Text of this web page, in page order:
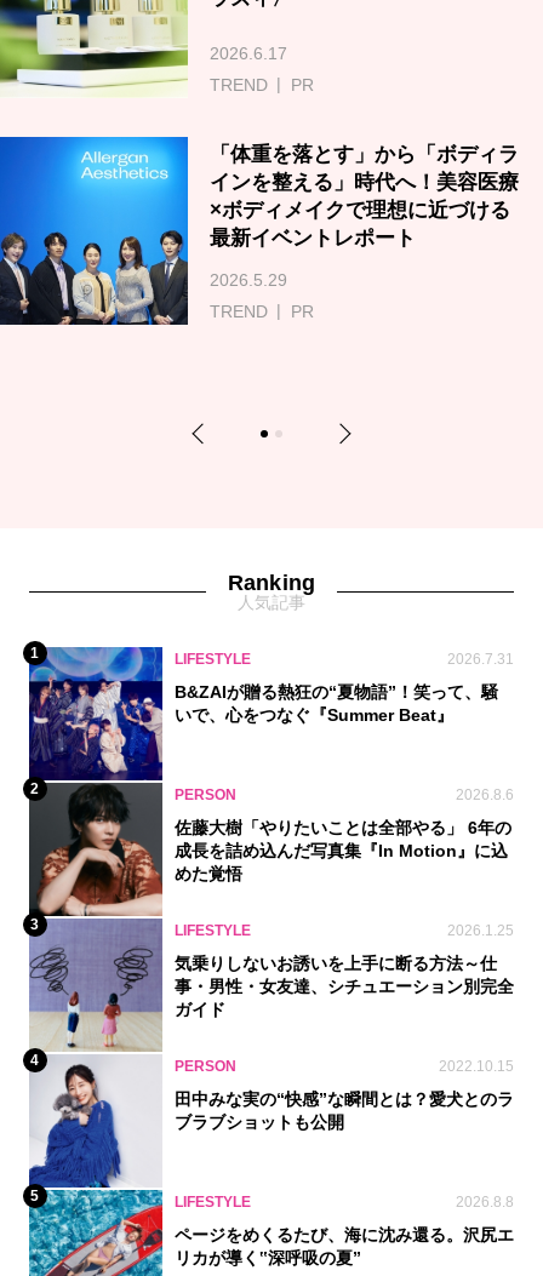
2026.6.17
TREND
PR
「体重を落とす」から「ボディラ
インを整える」時代へ！美容医療
×ボディメイクで理想に近づける
最新イベントレポート
2026.5.29
TREND
PR
Previous 1 2 Next
Ranking
人気記事
1 LIFESTYLE 2026.7.31
B&ZAIが贈る熱狂の“夏物語”！笑って、騒
いで、心をつなぐ『Summer Beat』
2 PERSON 2026.8.6
佐藤大樹「やりたいことは全部やる」 6年の
成長を詰め込んだ写真集『In Motion』に込
めた覚悟
3 LIFESTYLE 2026.1.25
気乗りしないお誘いを上手に断る方法～仕
事・男性・女友達、シチュエーション別完全
ガイド
4 PERSON 2022.10.15
田中みな実の“快感”な瞬間とは？愛犬とのラ
ブラブショットも公開
5 LIFESTYLE 2026.8.8
ページをめくるたび、海に沈み還る。沢尻エ
リカが導く‟深呼吸の夏”